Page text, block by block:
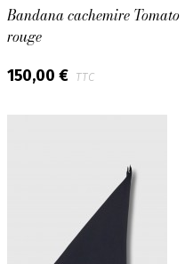
Bandana cachemire Tomato
rouge
150,00 € TTC